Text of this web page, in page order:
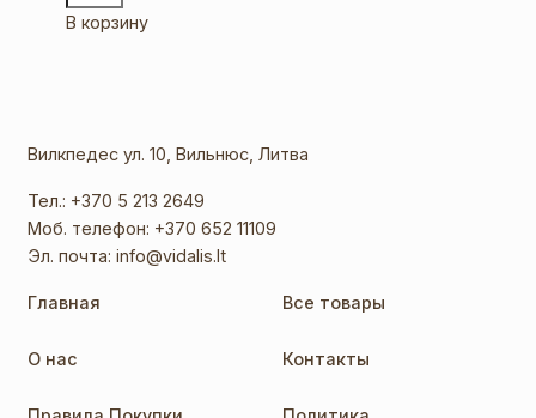
В корзину
Вилкпедес ул. 10, Вильнюс, Литва
Тел.: +370 5 213 2649
Моб. телефон: +370 652 11109
Эл. почта:info@vidalis.lt
Главная Все товары
О нас Контакты